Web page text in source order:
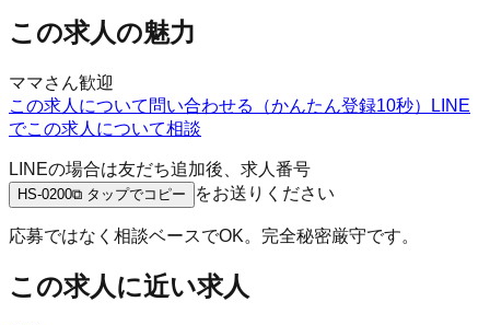
この求人の魅力
ママさん歓迎
この求人について問い合わせる（かんたん登録10秒）
LINE
でこの求人について相談
LINEの場合は友だち追加後、求人番号
HS-0200⧉ タップでコピー をお送りください
応募ではなく相談ベースでOK。完全秘密厳守です。
この求人に近い求人